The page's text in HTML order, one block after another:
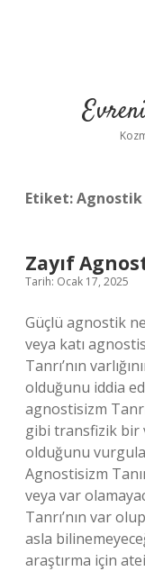
Etiket:
Zayıf
Tarih: Ocak 17, 2025
Güçlü agnostik
veya katı
Tanrı’nın
olduğunu iddia
agnostisizm
gibi transfizik bir
olduğunu
Agnostisizm
veya var
Tanrı’nın var
asla
araştırma için